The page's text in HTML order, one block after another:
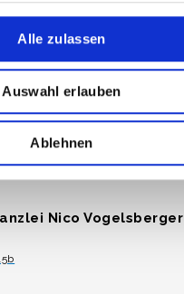
Alle zulassen
Auswahl erlauben
Ablehnen
Nico Vogelsberger